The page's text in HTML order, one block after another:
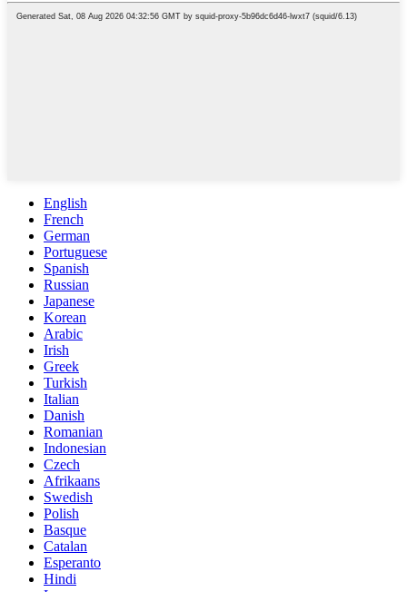
English
French
German
Portuguese
Spanish
Russian
Japanese
Korean
Arabic
Irish
Greek
Turkish
Italian
Danish
Romanian
Indonesian
Czech
Afrikaans
Swedish
Polish
Basque
Catalan
Esperanto
Hindi